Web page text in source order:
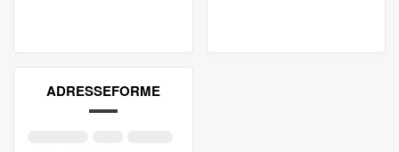
ADRESSEFORME